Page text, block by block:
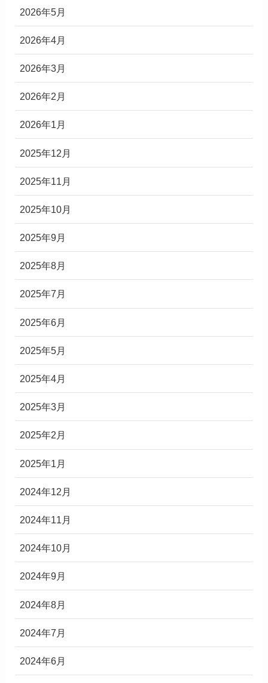
2026年5月
2026年4月
2026年3月
2026年2月
2026年1月
2025年12月
2025年11月
2025年10月
2025年9月
2025年8月
2025年7月
2025年6月
2025年5月
2025年4月
2025年3月
2025年2月
2025年1月
2024年12月
2024年11月
2024年10月
2024年9月
2024年8月
2024年7月
2024年6月